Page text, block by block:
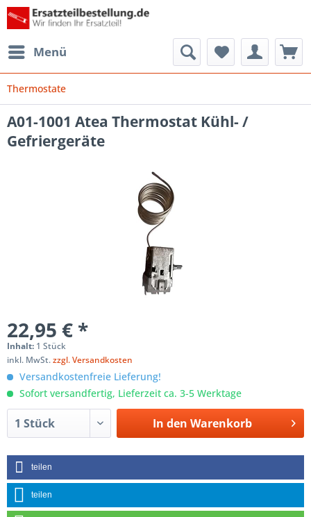
Menü
Thermostate
A01-1001 Atea Thermostat Kühl- /
Gefriergeräte
22,95 € *
Inhalt: 1 Stück
inkl. MwSt.zzgl. Versandkosten
Versandkostenfreie Lieferung!
Sofort versandfertig, Lieferzeit ca. 3-5 Werktage
In den Warenkorb
teilen
teilen